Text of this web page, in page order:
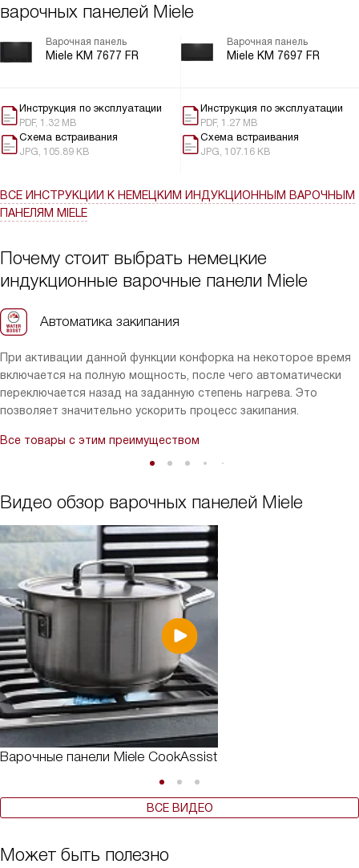
варочных панелей Miele
Варочная панель
Miele KM 7677 FR
Инструкция по эксплуатации
PDF, 1.32 MB
Схема встраивания
JPG, 105.89 KB
Варочная панель
Miele KM 7697 FR
Инструкция по эксплуатации
PDF, 1.27 MB
Схема встраивания
JPG, 107.16 KB
ВСЕ ИНСТРУКЦИИ К НЕМЕЦКИМ ИНДУКЦИОННЫМ ВАРОЧНЫМ
ПАНЕЛЯМ MIELE
Почему стоит выбрать немецкие
индукционные варочные панели Miele
Автоматика закипания
При активации данной функции конфорка на некоторое время
включается на полную мощность, после чего автоматически
переключается назад на заданную степень нагрева. Это
позволяет значительно ускорить процесс закипания.
Все товары с этим преимуществом
Видео обзор варочных панелей Miele
Варочные панели Miele CookAssist
ВСЕ ВИДЕО
Может быть полезно